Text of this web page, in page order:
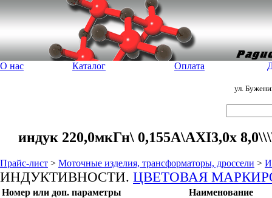
О нас Каталог Оплата
ул.
индук 220,0мкГн\ 0,155А\AXI3,0x
Прайс-лист > Моточные изделия, трансформаторы, дроссели >
ИНДУКТИВНОСТИ. ЦВЕТОВАЯ
Номер или доп. параметры
Наименование